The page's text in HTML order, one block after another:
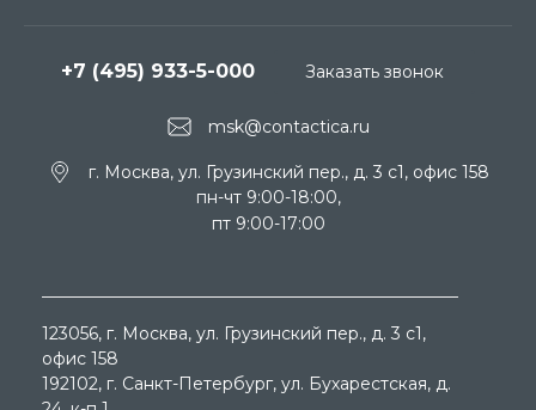
msk@contactica.ru
+7 (495) 933-5-000
г. Москва, ул. Грузинский пер., д. 3 c1, офис 158
пн-чт 9:00-18:00,
пт 9:00-17:00
Заказать звонок
123056, г. Москва, ул. Грузинский пер., д. 3 c1,
офис 158
192102, г. Санкт-Петербург, ул. Бухарестская, д.